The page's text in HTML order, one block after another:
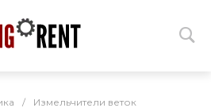
/ Измельчители веток